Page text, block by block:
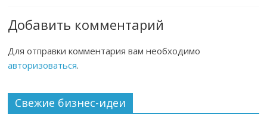
Добавить комментарий
Для отправки комментария вам необходимо
авторизоваться.
Свежие бизнес-идеи